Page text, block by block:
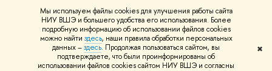
Мы используем файлы cookies для улучшения работы сайта
НИУ ВШЭ и большего удобства его использования. Более
подробную информацию об использовании файлов cookies
можно найти здесь, наши правила обработки персональных
данных –здесь. Продолжая пользоваться сайтом, вы
подтверждаете, что были проинформированы об
использовании файлов cookies сайтом НИУ ВШЭ и согласны
✖
Массовые открытые онлайн-курсы
© НИУ ВШЭ 1993–2026 Адреса и контактыУсловия
использования материалов Политика конфиденциальности